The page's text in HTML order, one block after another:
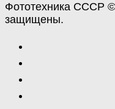
Фототехника СССР
защищены.